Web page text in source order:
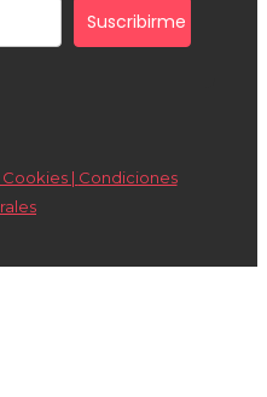
Suscribirme
| Condiciones